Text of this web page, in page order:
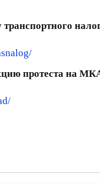
протеста на